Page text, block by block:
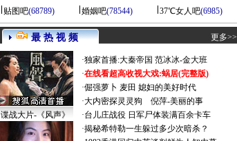
贴图吧(68789) 婚姻吧(78544) 37℃女人吧(6985)
最 热 视 频 更多>>
谍战大片-《风声》
·独家首播:大秦帝国 范冰冰-金大班
·在线看超高收视大戏:蜗居(完整版)
·倔强萝卜 麦田 媳妇的美好时代
·大内密探灵灵狗
倪萍-美丽的事
·台儿庄战役 日军尸体装满百余卡车
·揭秘希特勒一生躲过多少次暗杀？